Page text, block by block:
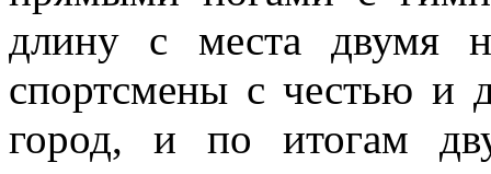
длину с места двумя
спортсмены с честью и
город, и по итогам